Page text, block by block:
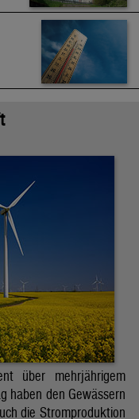
über mehrjährigem
haben den Gewässern
die Stromproduktion